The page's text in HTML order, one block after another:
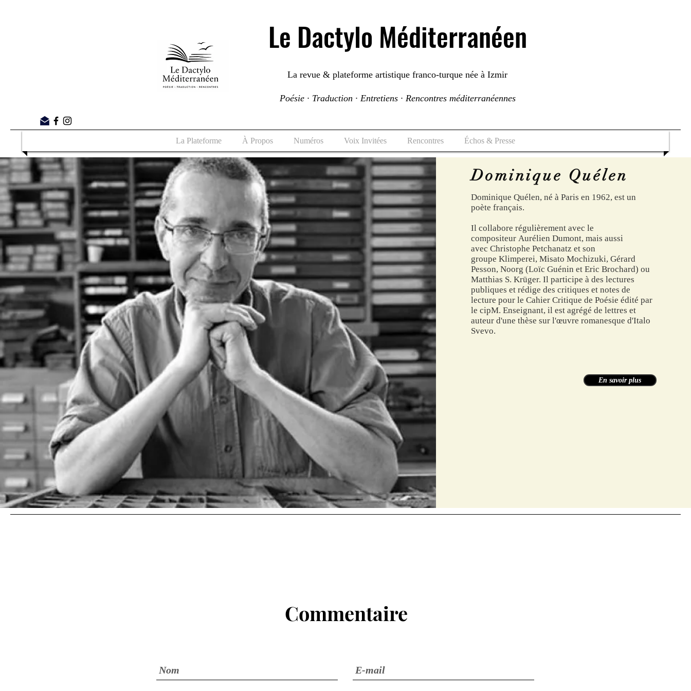
Le Dactylo Méditerranéen
La revue & plateforme artistique franco-turque née à Izmir
Poésie · Traduction · Entretiens · Rencontres méditerranéennes
La Plateforme À Propos Numéros Voix Invitées Rencontres Échos & Presse
Dominique Quélen
Dominique Quélen, né à Paris en 1962, est un
poète français.
Il collabore régulièrement avec le
compositeur Aurélien Dumont, mais aussi
avec Christophe Petchanatz et son
groupe Klimperei, Misato Mochizuki, Gérard
Pesson, Noorg (Loïc Guénin et Eric Brochard) ou
Matthias S. Krüger. Il participe à des lectures
publiques et rédige des critiques et notes de
lecture pour le Cahier Critique de Poésie édité par
le cipM. Enseignant, il est agrégé de lettres et
auteur d'une thèse sur l'œuvre romanesque d'Italo
Svevo.
En savoir plus
Commentaire